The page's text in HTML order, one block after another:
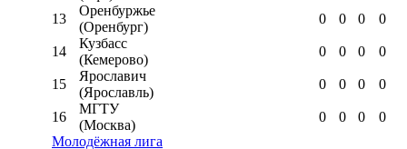
13
Оренбуржье
(Оренбург)
0 0 0 0
14
Кузбасс
(Кемерово)
0 0 0 0
15
Ярославич
(Ярославль)
0 0 0 0
16
МГТУ
(Москва)
0 0 0
0
Молодёжная лига